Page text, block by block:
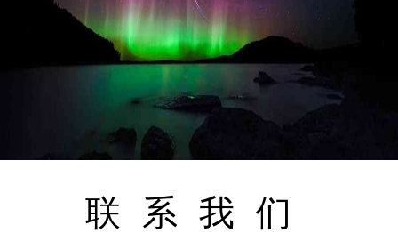
联系我们